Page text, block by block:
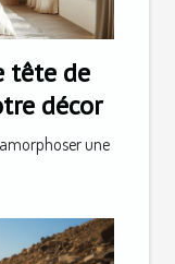
tête de
décor
une